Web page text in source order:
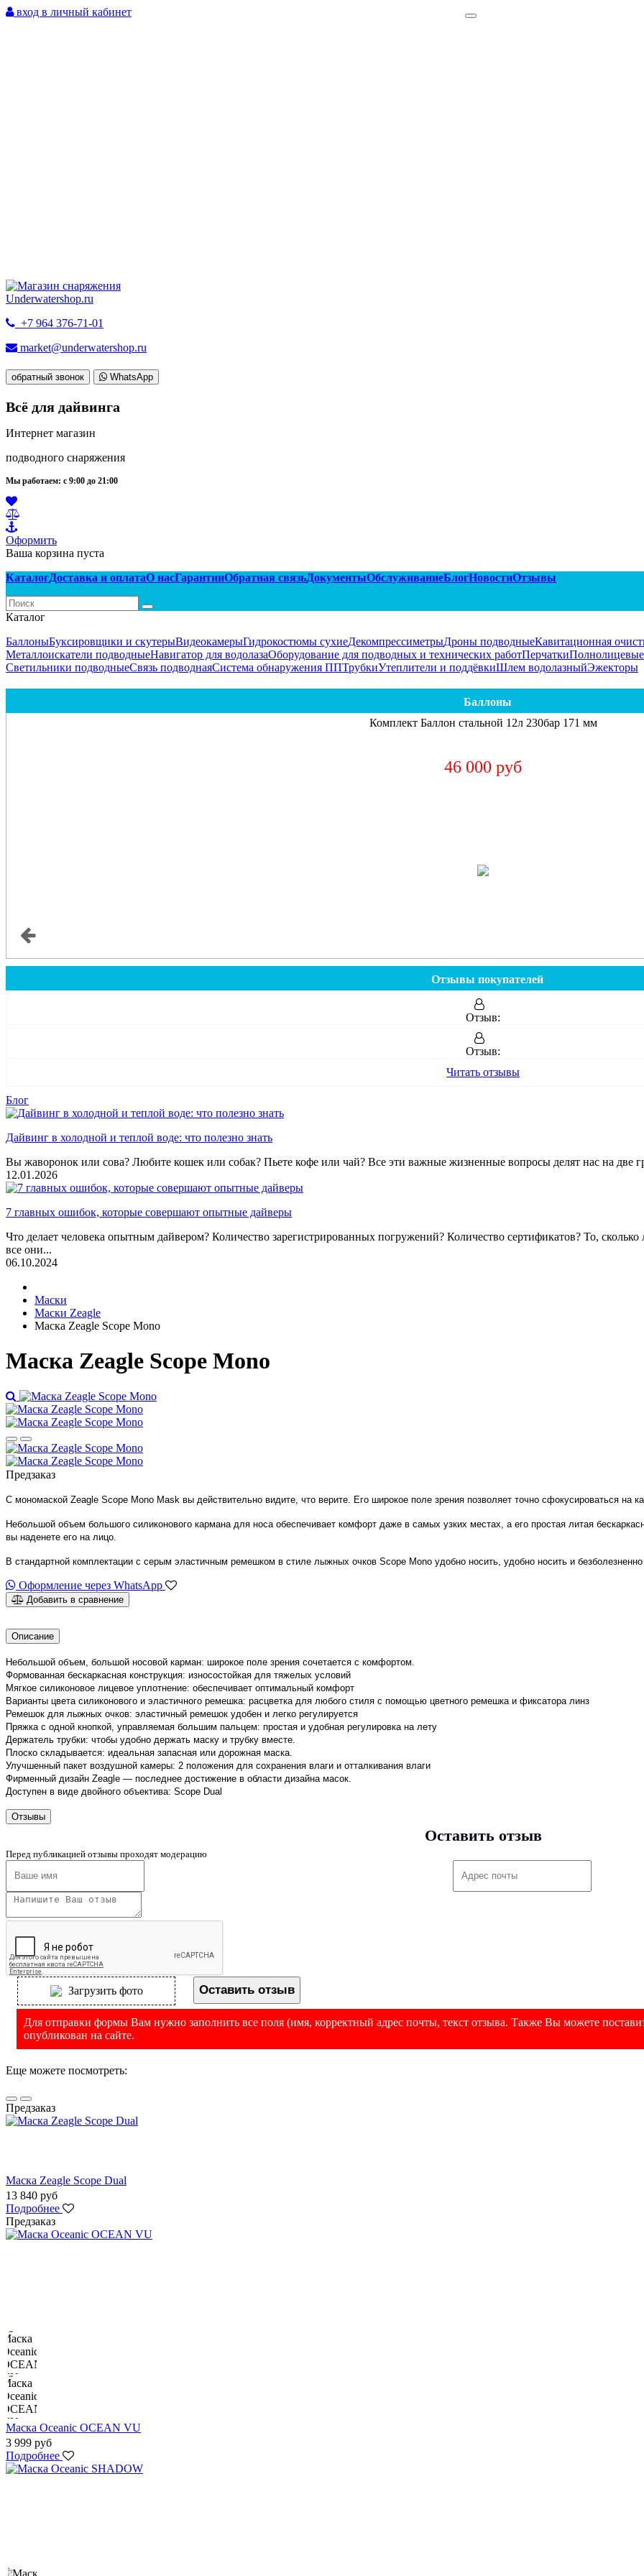
вход в личный кабинет
+7 964 376-71-01
market@underwatershop.ru
обратный звонок WhatsApp
Всё для дайвинга
Интернет магазин
подводного снаряжения
Мы работаем: с 9:00 до 21:00
Оформить
Ваша корзина пуста
КаталогДоставка и оплатаО насГарантииОбратная связьДокументыОбслуживаниеБлогНовостиОтзывы
Каталог
БаллоныБуксировщики и скутерыВидеокамерыГидрокостюмы сухиеДекомпрессиметрыДроны подводныеКавитационная
Металлоискатели подводныеНавигатор для водолазаОборудование для подводных и технических работПерчатки
Светильники подводныеСвязь подводнаяСистема обнаружения ППТрубкиУтеплители и поддёвкиШлем водолазныйЭжекторы
Баллоны
Комплект Баллон стальной 12л 230бар 171 мм
46 000 руб
Отзывы покупателей
Отзыв:
Отзыв:
Читать отзывы
Блог
Дайвинг в холодной и теплой воде: что полезно знать
Вы жаворонок или сова? Любите кошек или собак? Пьете кофе или чай? Все эти важные жизненные вопросы делят нас на две
12.01.2026
7 главных ошибок, которые совершают опытные дайверы
Что делает человека опытным дайвером? Количество зарегистрированных погружений? Количество сертификатов? То,
все они...
06.10.2024
Маски
Маски Zeagle
Маска Zeagle Scope Mono
Маска Zeagle Scope Mono
Предзаказ
С мономаской Zeagle Scope Mono Mask вы действительно видите, что верите. Его широкое поле зрения позволяет точно сфокусироваться на
Небольшой объем большого силиконового кармана для носа обеспечивает комфорт даже в самых узких местах, а его простая литая
вы наденете его на лицо.
В стандартной комплектации с серым эластичным ремешком в стиле лыжных очков Scope Mono удобно носить, удобно носить и безболезненно
Оформление через WhatsApp
Добавить в сравнение
Описание
Небольшой объем, большой носовой карман: широкое поле зрения сочетается с комфортом.
Формованная бескаркасная конструкция: износостойкая для тяжелых условий
Мягкое силиконовое лицевое уплотнение: обеспечивает оптимальный комфорт
Варианты цвета силиконового и эластичного ремешка: расцветка для любого стиля с помощью цветного ремешка и фиксатора линз
Ремешок для лыжных очков: эластичный ремешок удобен и легко регулируется
Пряжка с одной кнопкой, управляемая большим пальцем: простая и удобная регулировка на лету
Держатель трубки: чтобы удобно держать маску и трубку вместе.
Плоско складывается: идеальная запасная или дорожная маска.
Улучшенный пакет воздушной камеры: 2 положения для сохранения влаги и отталкивания влаги
Фирменный дизайн Zeagle — последнее достижение в области дизайна масок.
Доступен в виде двойного объектива: Scope Dual
Отзывы
Оставить отзыв
Перед публикацией отзывы проходят модерацию
Загрузить фото Оставить отзыв
Для отправки формы Вам нужно заполнить все поля (имя, корректный адрес почты, текст отзыва. Также Вы можете
опубликован на сайте.
Еще можете посмотреть:
Предзаказ
Маска Zeagle Scope Dual
13 840 руб
Подробнее
Предзаказ
Маска Oceanic OCEAN VU
3 999 руб
Подробнее